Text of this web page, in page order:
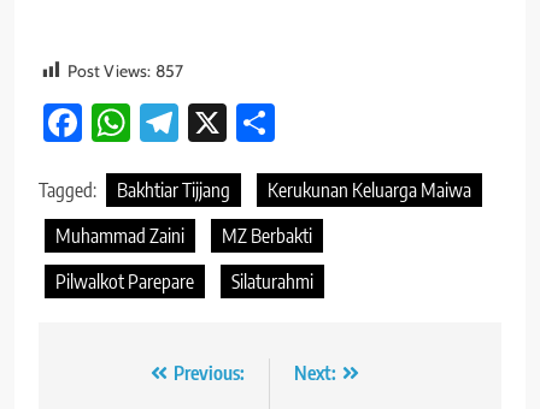
Post Views: 857
Facebook
WhatsApp
Telegram
X
Tagged: Bakhtiar Tijjang
Kerukunan Keluarga Maiwa
Muhammad Zaini
MZ Berbakti
Pilwalkot Parepare
Silaturahmi
Navigasi Previous:
Next: